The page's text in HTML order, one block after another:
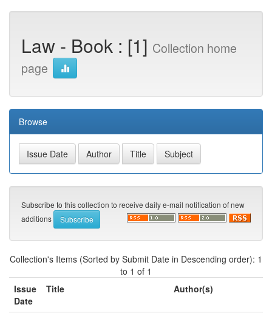
Law - Book : [1] Collection home
page
Browse
Subscribe to this collection to receive daily e-mail notification of new
additions
Collection's Items (Sorted by Submit Date in Descending order): 1
to 1 of 1
Issue
Date
Title Author(s)